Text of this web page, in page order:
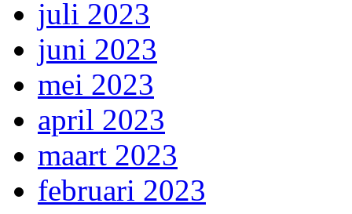
juli 2023
juni 2023
mei 2023
april 2023
maart 2023
februari 2023